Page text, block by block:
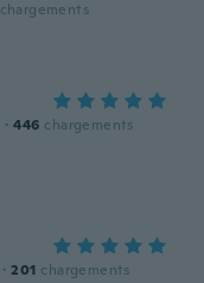
chargements
· 446 chargements
· 201 chargements